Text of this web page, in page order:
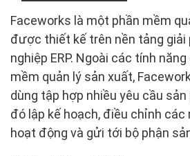
Faceworks là một phần mềm
được thiết kế trên nền tảng giải
nghiệp ERP. Ngoài các tính
mềm quản lý sản xuất,
dùng tập hợp nhiều yêu cầu
đó lập kế hoạch, điều chỉnh
hoạt động và gửi tới bộ phận